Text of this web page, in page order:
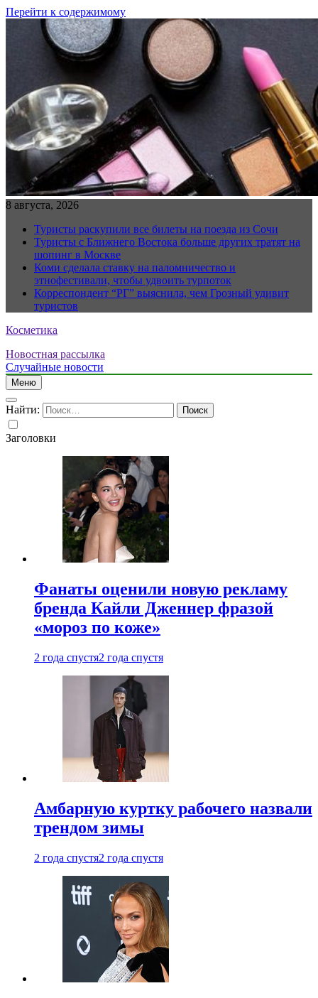
Перейти к содержимому
8 августа, 2026
Туристы раскупили все билеты на поезда из Сочи
Туристы с Ближнего Востока больше других тратят на
шопинг в Москве
Коми сделала ставку на паломничество и
этнофестивали, чтобы удвоить турпоток
Корреспондент “РГ” выяснила, чем Грозный удивит
туристов
Косметика
Новостная рассылка
Случайные новости
Меню
Найти:
Заголовки
Фанаты оценили новую рекламу
бренда Кайли Дженнер фразой
«мороз по коже»
2 года спустя2 года спустя
Амбарную куртку рабочего назвали
трендом зимы
2 года спустя2 года спустя